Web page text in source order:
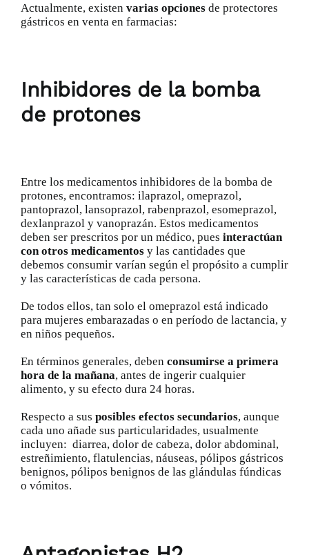
Actualmente, existen varias opciones de protectores
gástricos en venta en farmacias:
Inhibidores de la bomba
de protones
Entre los medicamentos inhibidores de la bomba de
protones, encontramos: ilaprazol, omeprazol,
pantoprazol, lansoprazol, rabenprazol, esomeprazol,
dexlanprazol y vanoprazán. Estos medicamentos
deben ser prescritos por un médico, pues interactúan
con otros medicamentos y las cantidades que
debemos consumir varían según el propósito a cumplir
y las características de cada persona.
De todos ellos, tan solo el omeprazol está indicado
para mujeres embarazadas o en período de lactancia, y
en niños pequeños.
En términos generales, deben consumirse a primera
hora de la mañana, antes de ingerir cualquier
alimento, y su efecto dura 24 horas.
Respecto a sus posibles efectos secundarios, aunque
cada uno añade sus particularidades, usualmente
incluyen: diarrea, dolor de cabeza, dolor abdominal,
estreñimiento, flatulencias, náuseas, pólipos gástricos
benignos, pólipos benignos de las glándulas fúndicas
o vómitos.